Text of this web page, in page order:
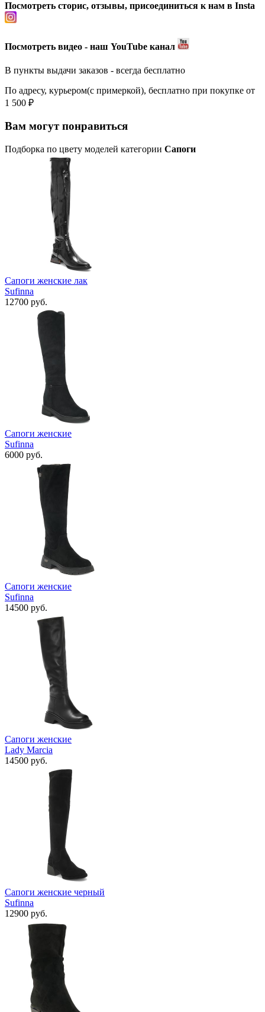
Посмотреть сторис, отзывы, присоединиться к нам в Insta
Посмотреть видео - наш YouTube канал
В пункты выдачи заказов - всегда бесплатно
По адресу, курьером(с примеркой), бесплатно при покупке от
1 500 ₽
Вам могут понравиться
Подборка по цвету моделей категории Сапоги
Сапоги женские лак
Sufinna
12700 руб.
Сапоги женские
Sufinna
6000 руб.
Сапоги женские
Sufinna
14500 руб.
Сапоги женские
Lady Marcia
14500 руб.
Сапоги женские черный
Sufinna
12900 руб.